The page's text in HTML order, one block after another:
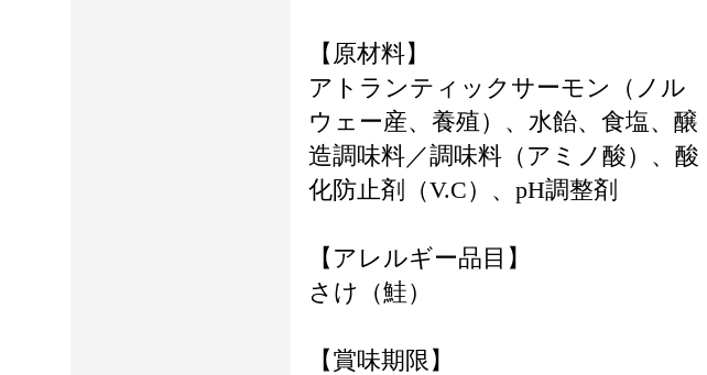
【原材料】
アトランティックサーモン（ノル
ウェー産、養殖）、水飴、食塩、醸
造調味料／調味料（アミノ酸）、酸
化防止剤（V.C）、pH調整剤
【アレルギー品目】
さけ（鮭）
【賞味期限】